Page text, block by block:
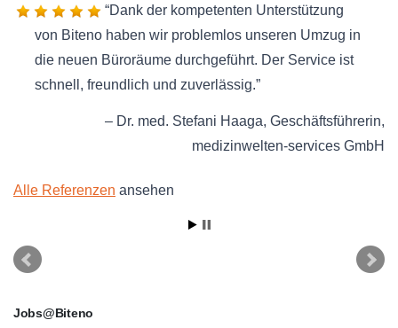
Dank der kompetenten Unterstützung
von Biteno haben wir problemlos unseren Umzug in
die neuen Büroräume durchgeführt. Der Service ist
schnell, freundlich und zuverlässig.
Dr. med. Stefani Haaga Geschäftsführerin
medizinwelten-services GmbH
Alle Referenzen ansehen
Jobs@Biteno